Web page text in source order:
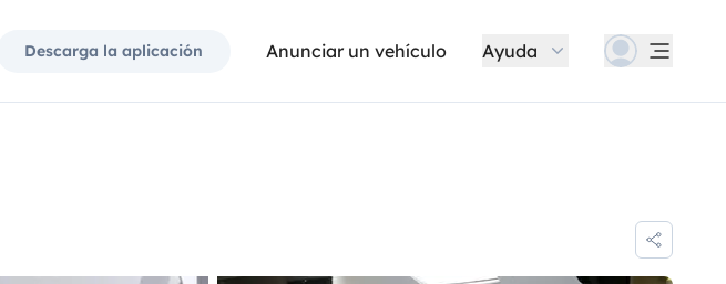
Descarga la aplicación Anunciar un vehículo Ayuda